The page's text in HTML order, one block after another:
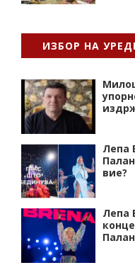
ИЗБОР НА
Лепа
вие?
Лепа